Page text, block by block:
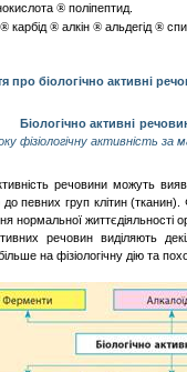
® поліпептид
® карбід ® алкін ® альдегід ®
пробіологічно активні
Біологічно активні
фізіологічну активність за
речовини можуть
певних груп клітин (тканин).
нормальної життєдіяльності
речовин виділяють
на фізіологічну дію та